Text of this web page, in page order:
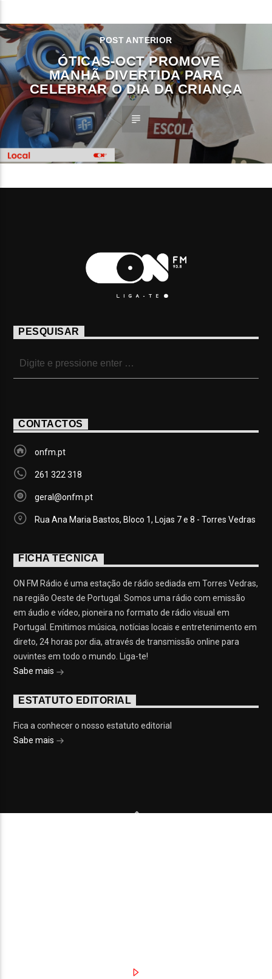
POST ANTERIOR
ÓTICAS-OCT PROMOVE
MANHÃ DIVERTIDA PARA
CELEBRAR O DIA DA CRIANÇA
PESQUISAR
CONTACTOS
onfm.pt
261 322 318
geral@onfm.pt
Rua Ana Maria Bastos, Bloco 1, Lojas 7 e 8 - Torres Vedras
FICHA TÉCNICA
ON FM Rádio é uma estação de rádio sediada em Torres Vedras,
na região Oeste de Portugal. Somos uma rádio com emissão
em áudio e vídeo, pioneira no formato de rádio visual em
Portugal. Emitimos música, notícias locais e entretenimento em
direto, 24 horas por dia, através de transmissão online para
ouvintes em todo o mundo. Liga-te!
Sabe mais
ESTATUTO EDITORIAL
Fica a conhecer o nosso estatuto editorial
Sabe mais